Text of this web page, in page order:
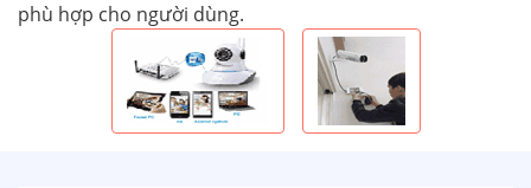
phù hợp cho người dùng.